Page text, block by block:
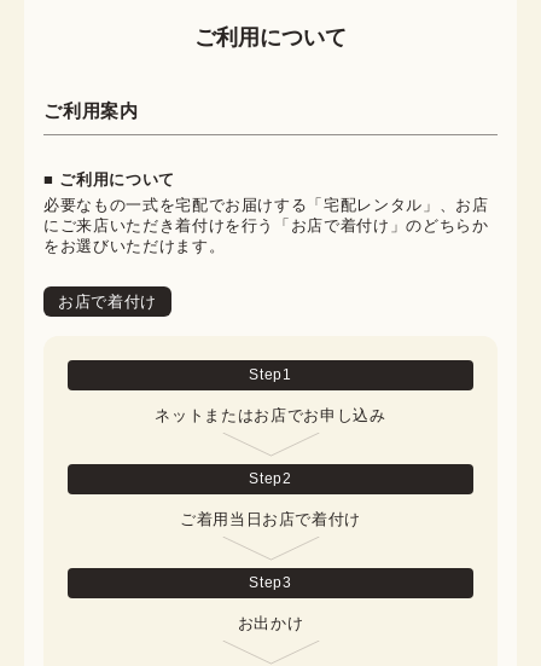
ご利用について
ご利用案内
■ ご利用について
必要なもの一式を宅配でお届けする「宅配レンタル」、お店
にご来店いただき着付けを行う「お店で着付け」のどちらか
をお選びいただけます。
お店で着付け
Step1
ネットまたはお店でお申し込み
Step2
ご着用当日お店で着付け
Step3
お出かけ